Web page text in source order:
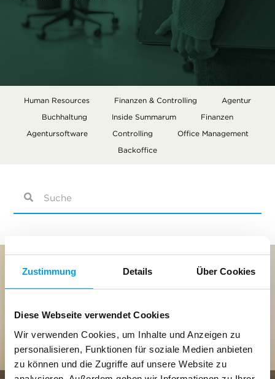
Zustimmung Details Über Cookies
Diese Webseite verwendet Cookies
Wir verwenden Cookies, um Inhalte und Anzeigen zu
personalisieren, Funktionen für soziale Medien anbieten
zu können und die Zugriffe auf unsere Website zu
Human Resources Finanzen & Controlling
Agentur
Buchhaltung
Inside Summarum
Finanzen
Agentursoftware
Controlling
Office Management
Backoffice